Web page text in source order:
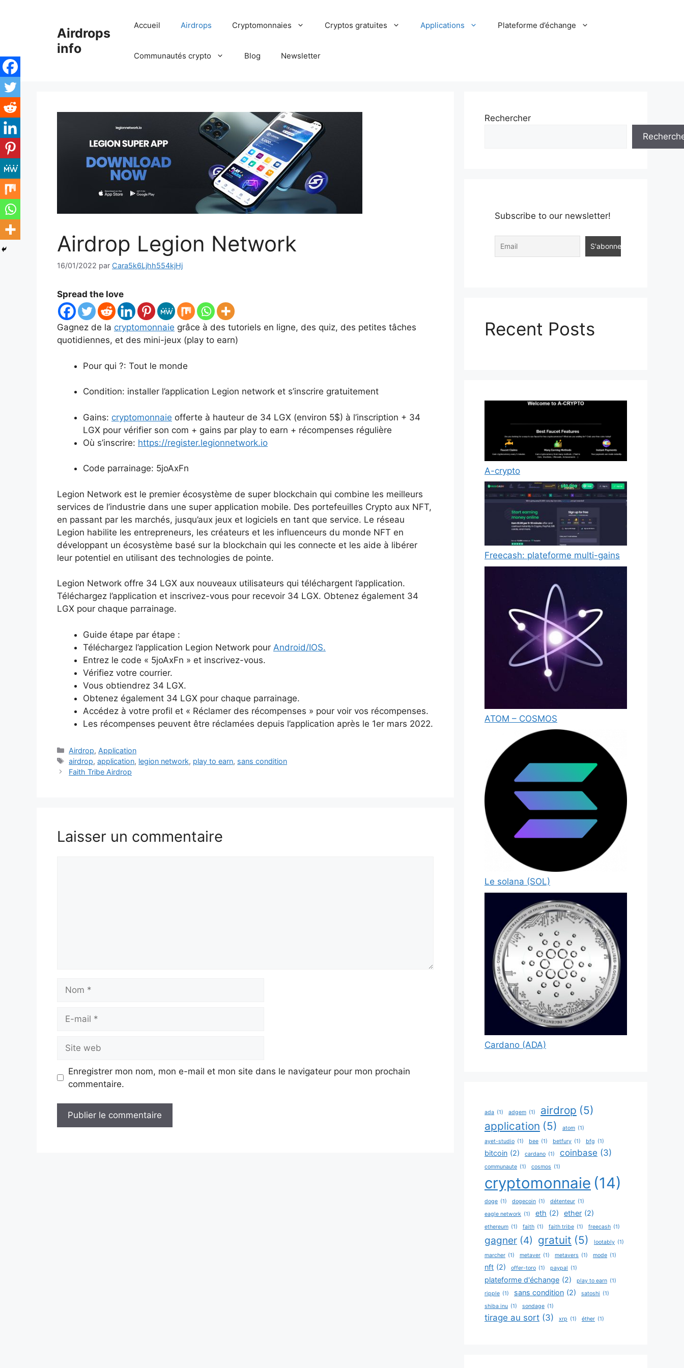
Airdrops
info
Accueil Airdrops Cryptomonnaies Cryptos gratuites Applications Plateforme d’échange
Communautés crypto Blog Newsletter
Airdrop Legion Network
16/01/2022 par Cara5k6Ljhh554kjHj
Spread the love
Gagnez de la cryptomonnaie grâce à des tutoriels en ligne, des quiz, des petites tâches
quotidiennes, et des mini-jeux (play to earn)
Pour qui ?: Tout le monde
Condition: installer l’application Legion network et s’inscrire gratuitement
Gains: cryptomonnaie offerte à hauteur de 34 LGX (environ 5$) à l’inscription + 34
LGX pour vérifier son com + gains par play to earn + récompenses régulière
Où s’inscrire: https://register.legionnetwork.io
Code parrainage: 5joAxFn
Legion Network est le premier écosystème de super blockchain qui combine les meilleurs
services de l’industrie dans une super application mobile. Des portefeuilles Crypto aux NFT,
en passant par les marchés, jusqu’aux jeux et logiciels en tant que service. Le réseau
Legion habilite les entrepreneurs, les créateurs et les influenceurs du monde NFT en
développant un écosystème basé sur la blockchain qui les connecte et les aide à libérer
leur potentiel en utilisant des technologies de pointe.
Legion Network offre 34 LGX aux nouveaux utilisateurs qui téléchargent l’application.
Téléchargez l’application et inscrivez-vous pour recevoir 34 LGX. Obtenez également 34
LGX pour chaque parrainage.
Guide étape par étape :
Téléchargez l’application Legion Network pour Android/IOS.
Entrez le code « 5joAxFn » et inscrivez-vous.
Vérifiez votre courrier.
Vous obtiendrez 34 LGX.
Obtenez également 34 LGX pour chaque parrainage.
Accédez à votre profil et « Réclamer des récompenses » pour voir vos récompenses.
Les récompenses peuvent être réclamées depuis l’application après le 1er mars 2022.
Catégories
Airdrop, Application
Étiquettes
airdrop,application, legion network, play to earn, sans condition
Faith Tribe Airdrop
Laisser un commentaire
mail
web
Enregistrer mon nom, mon e-mail et mon site dans le navigateur pour mon prochain
commentaire.
Rechercher
Subscribe to our newsletter!
Recent Posts
A-crypto
Freecash: plateforme multi-gains
ATOM – COSMOS
Le solana (SOL)
Cardano (ADA)
ada (1) adgem (1) airdrop (5)
application (5) atom (1)
ayet-studio (1) bee (1) betfury (1) bfg (1)
bitcoin (2) cardano (1) coinbase (3)
communaute (1) cosmos (1)
cryptomonnaie (14)
doge (1) dogecoin (1) détenteur (1)
eagle network (1) eth (2) ether (2)
ethereum (1) faith (1) faith tribe (1) freecash (1)
gagner (4) gratuit (5) lootably (1)
marcher (1) metaver (1) metavers (1) mode (1)
nft (2) offer-toro (1) paypal (1)
plateforme d'échange (2) play to earn (1)
ripple (1) sans condition (2) satoshi (1)
shiba inu (1) sondage (1)
tirage au sort (3) xrp (1) éther (1)